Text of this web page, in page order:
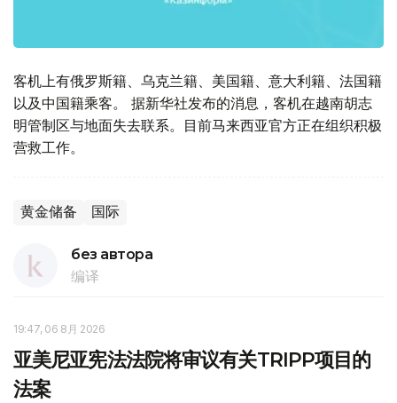
客机上有俄罗斯籍、乌克兰籍、美国籍、意大利籍、法国籍
以及中国籍乘客。 据新华社发布的消息，客机在越南胡志
明管制区与地面失去联系。目前马来西亚官方正在组织积极
营救工作。
黄金储备 国际
без автора
编译
19:47, 06 8月 2026
亚美尼亚宪法法院将审议有关TRIPP项目的
法案